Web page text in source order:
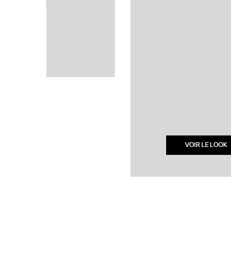
VOIR LE LOOK